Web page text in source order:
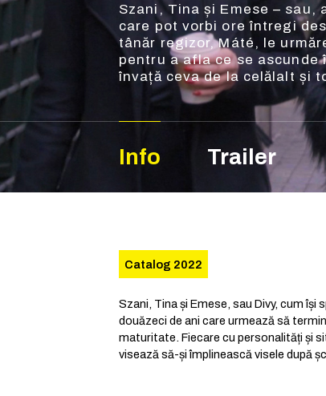
Szani, Tina și Emese – sau,
care pot vorbi ore întregi
tânăr regizor, Máté, le
pentru a afla ce se
învață ceva de la celălalt și
Info Trailer
Catalog 2022
Szani, Tina și Emese, sau Divy, cum își
douăzeci de ani care urmează să
maturitate. Fiecare cu personalități și
visează să-și împlinească visele după